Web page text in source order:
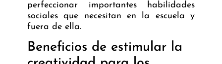
perfeccionar importantes habilidades
sociales que necesitan en la escuela y
fuera de ella.
Beneficios de estimular la